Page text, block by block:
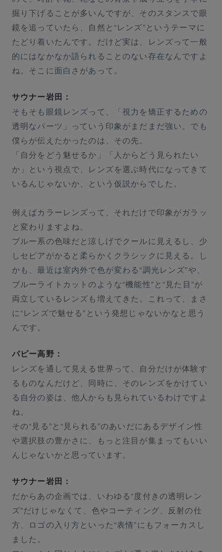
トップページ
ZEISS PEOPLEとは
掘り下げることが多いんですが、そのスタンスで眼
鏡を追っていたら、自然と“レンズ”というテーマに
たどり着いたんです。だけど実は、レンズって一般
的にはなかなか語られることのない存在なんですよ
ね。そこに面白さがあって。
サウナー岩田：
そもそも眼鏡レンズって、「視力を矯正するための
透明なパーツ」っていう印象がまだまだ強い。でも
僕らが伝えたかったのは、その先。
「自分をどう魅せるか」「人からどう見られたい
か」という視点で、レンズを選ぶ時代になってきて
いるんじゃないか、という仮説からでした。
例えばカラーレンズって、それだけで印象がガラッ
と変わりますよね。
ブルー系の色味だと涼しげでクールに見えるし、少
しセピアがかると柔らかくクラシックに見える。し
かも、最近は室内外で色が変わる“調光レンズ”や、
ブルーライトカットのような“機能性”と“見た目”が
両立しているレンズも増えてきた。これって、まさ
に“レンズで魅せる”という発想じゃないかなと思う
んです。
パピー高野：
レンズを通して見える世界って、自分だけが体験す
るものなんだけど、同時に、そのレンズをかけてい
る自分の姿は、他人からも見られているわけですよ
ね。
その“見る”と“見られる”のあいだにあるデザイン性
や選択肢の豊かさに、もっと注目が集まってもいい
んじゃないかと思っています。
サウナー岩田：
だからあの企画では、いわゆる“度付きの透明レン
ズ”だけじゃなくて、色やコーティング、反射の仕
方、ロゴの入り方といった“表情”にもフォーカスし
ました。